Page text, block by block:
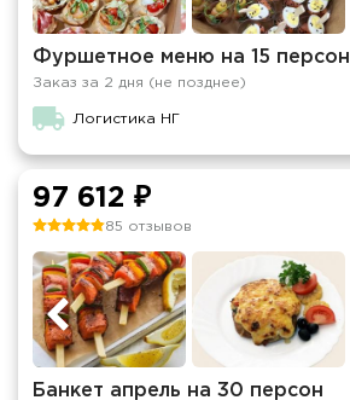
Фуршетное меню на 15 персон
Заказ за 2 дня (не позднее)
Логистика НГ
97 612 ₽
85 отзывов
Банкет апрель на 30 персон